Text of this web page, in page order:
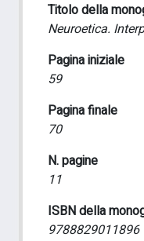
Titolo della
Neuroetica.
Pagina iniziale
59
Pagina finale
70
N. pagine
11
ISBN della
9788829011896